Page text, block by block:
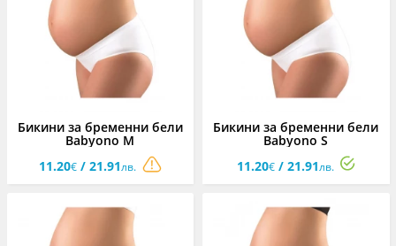
Бикини за бременни бели
Babyono M
11.20€/ 21.91лв.
Бикини за бременни бели
Babyono S
11.20€/ 21.91лв.